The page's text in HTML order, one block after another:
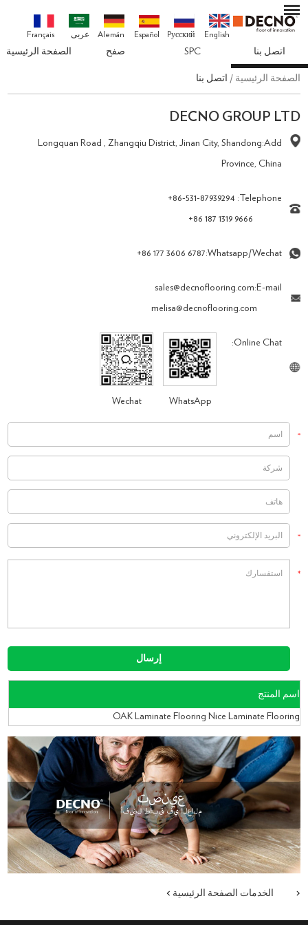
English
Pусский
Español
Alemán عربى Français
الصفحة الرئيسية صفح SPC اتصل بنا
الصفحة الرئيسية / اتصل بنا
DECNO GROUP LTD
Add:
Longquan Road , Zhangqiu District, Jinan City, Shandong
Province, China
Telephone:
+86-531-87939294
+86 187 1319 9666
Whatsapp/Wechat:
+86 177 3606 6787
E-mail:
sales@decnoflooring.com
melisa@decnoflooring.com
Online Chat:
Wechat WhatsApp
اسم المنتج
OAK Laminate Flooring Nice Laminate Flooring
< الخدمات الصفحة الرئيسية >